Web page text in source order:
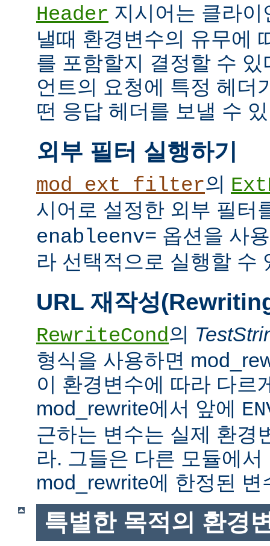
Header 지시어는 클라
낼때 환경변수의 유무에
를 포함할지 결정할 수
언트의 요청에 특정 헤더
떤 응답 헤더를 보낼 수
외부 필터 실행하기
mod_ext_filter의
시어로 설정한 외부 필터
enableenv= 옵션을 사
라 선택적으로 실행할 수
URL 재작성
RewriteCond의
형식을 사용하면
이 환경변수에 따라 다르
mod_rewrite에서 앞에
근하는 변수는 실제 환경
라. 그들은 다른 모듈에
mod_rewrite에 한정된 변
특별한 목적의 환경